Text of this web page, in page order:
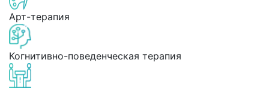
Арт-терапия
Когнитивно-поведенческая терапия